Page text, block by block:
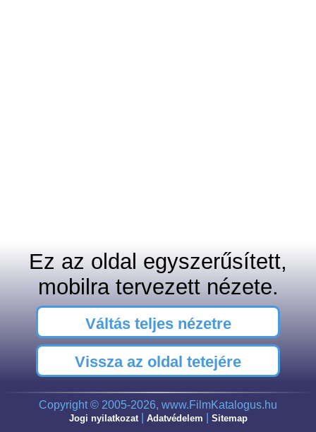
Ez az oldal egyszerűsített,
mobilra tervezett nézete.
Váltás teljes nézetre
Vissza az oldal tetejére
Copyright © 2005-2026, www.FilmKatalogus.hu
Jogi nyilatkozat| Adatvédelem Sitemap